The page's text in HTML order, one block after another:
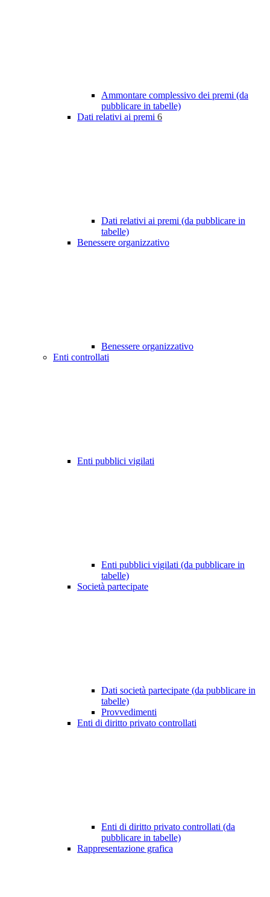
Ammontare complessivo dei premi (da
pubblicare in tabelle)
Dati relativi ai premi 6
Dati relativi ai premi (da pubblicare in
tabelle)
Benessere organizzativo
Benessere organizzativo
Enti controllati
Enti pubblici vigilati
Enti pubblici vigilati (da pubblicare in
tabelle)
Società partecipate
Dati società partecipate (da pubblicare in
tabelle)
Provvedimenti
Enti di diritto privato controllati
Enti di diritto privato controllati (da
pubblicare in tabelle)
Rappresentazione grafica